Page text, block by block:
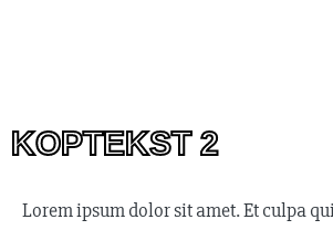
KOPTEKST 2
Lorem ipsum dolor sit amet. Et culpa